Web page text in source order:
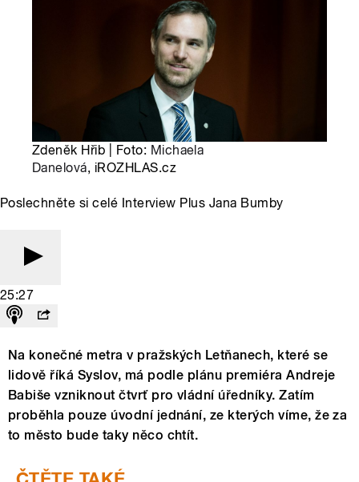
Zdeněk Hřib | Foto: Michaela
Danelová, iROZHLAS.cz
Poslechněte si celé Interview Plus Jana Bumby
25:27
Na konečné metra v pražských Letňanech, které se
lidově říká Syslov, má podle plánu premiéra Andreje
Babiše vzniknout čtvrť pro vládní úředníky. Zatím
proběhla pouze úvodní jednání, ze kterých víme, že za
to město bude taky něco chtít.